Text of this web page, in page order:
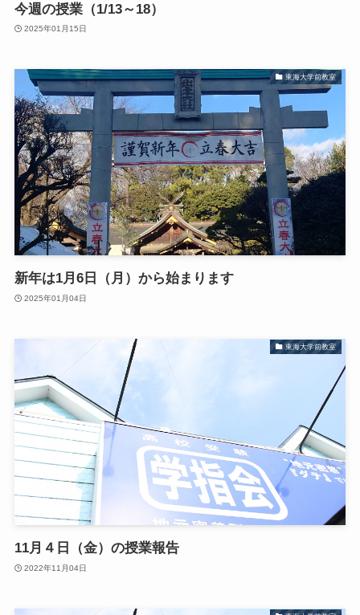
今週の授業（1/13～18）
2025年01月15日
東海大学前教室
新年は1月6日（月）から始まります
2025年01月04日
東海大学前教室
11月４日（金）の授業報告
2022年11月04日